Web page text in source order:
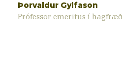
Þorvaldur Gylfason
Prófessor emeritus í